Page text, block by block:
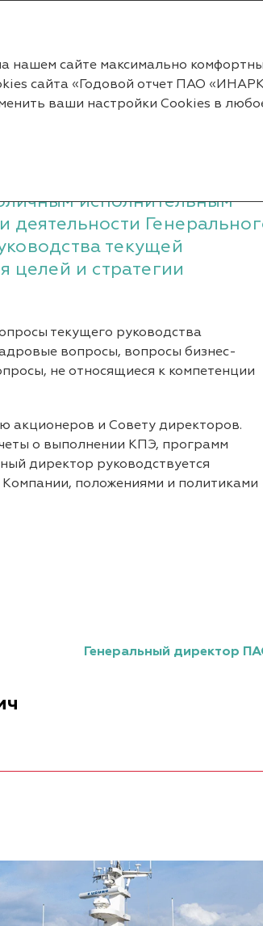
исполнительным
текущей
целей и стратегии
текущего руководства
вопросы, вопросы бизнес-
не относящиеся к компетенции
акционеров и Совету директоров.
о выполнении КПЭ, программ
директор руководствуется
положениями и политиками
Генеральный директор
нашем сайте максимально
сайта «Годовой отчет ПАО
ваши настройки Cookies в